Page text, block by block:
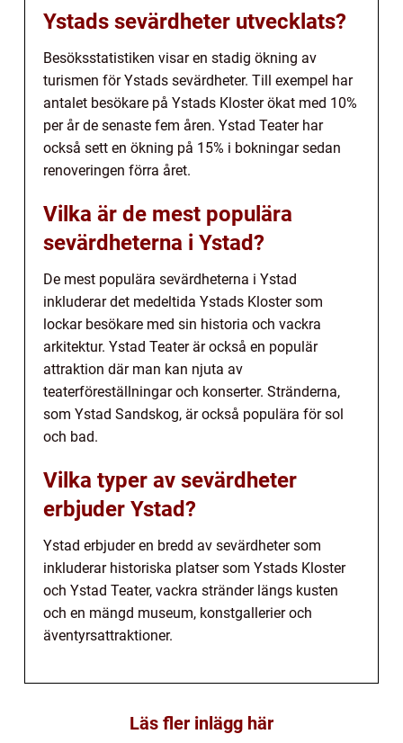
Ystads sevärdheter utvecklats?
Besöksstatistiken visar en stadig ökning av
turismen för Ystads sevärdheter. Till exempel har
antalet besökare på Ystads Kloster ökat med 10%
per år de senaste fem åren. Ystad Teater har
också sett en ökning på 15% i bokningar sedan
renoveringen förra året.
Vilka är de mest populära
sevärdheterna i Ystad?
De mest populära sevärdheterna i Ystad
inkluderar det medeltida Ystads Kloster som
lockar besökare med sin historia och vackra
arkitektur. Ystad Teater är också en populär
attraktion där man kan njuta av
teaterföreställningar och konserter. Stränderna,
som Ystad Sandskog, är också populära för sol
och bad.
Vilka typer av sevärdheter
erbjuder Ystad?
Ystad erbjuder en bredd av sevärdheter som
inkluderar historiska platser som Ystads Kloster
och Ystad Teater, vackra stränder längs kusten
och en mängd museum, konstgallerier och
äventyrsattraktioner.
Läs fler inlägg här